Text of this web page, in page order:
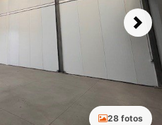
Next
28 fotos